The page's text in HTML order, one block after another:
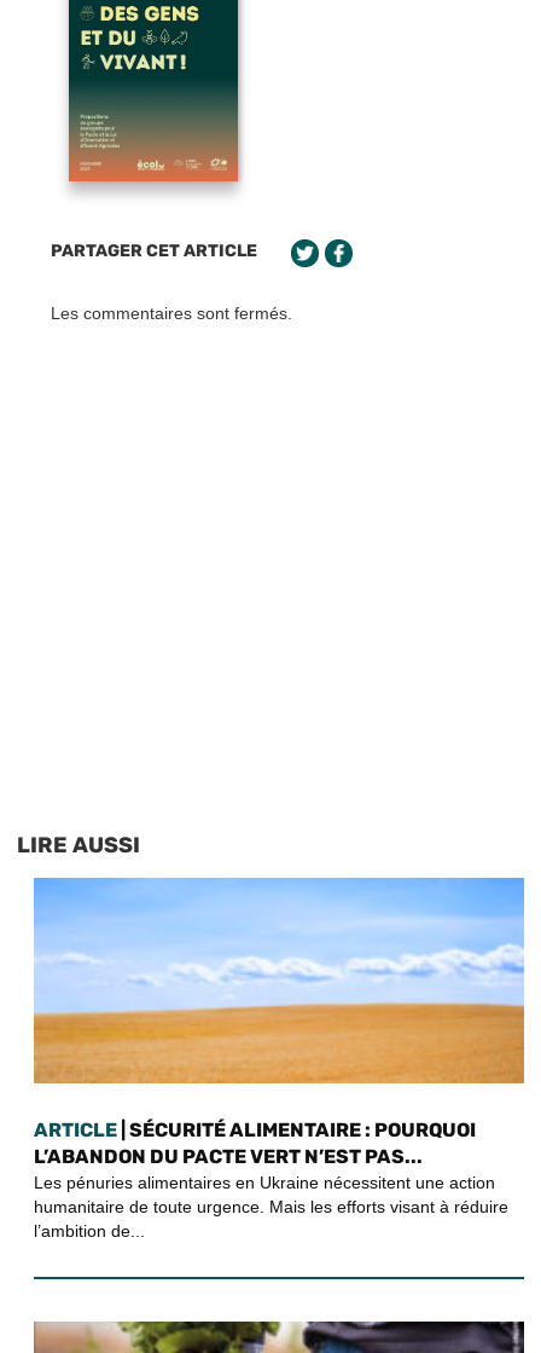
PARTAGER CET ARTICLE
Les commentaires sont fermés.
LIRE AUSSI
ARTICLE | SÉCURITÉ ALIMENTAIRE : POURQUOI
L’ABANDON DU PACTE VERT N’EST PAS...
Les pénuries alimentaires en Ukraine nécessitent une action
humanitaire de toute urgence. Mais les efforts visant à réduire
l’ambition de...